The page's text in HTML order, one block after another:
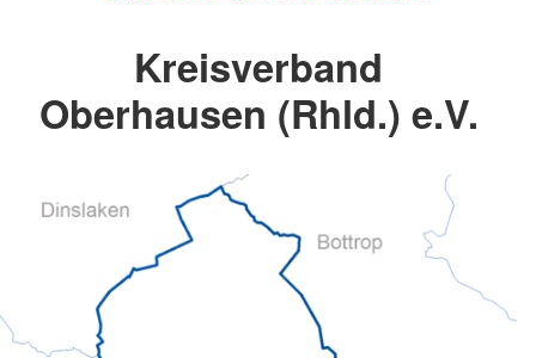
Kreisverband
Oberhausen (Rhld.) e.V.